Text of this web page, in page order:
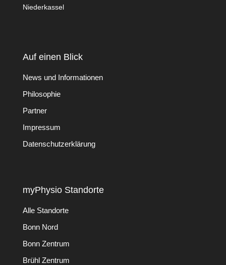
Niederkassel
Auf einen Blick
News und Informationen
Philosophie
Partner
Impressum
Datenschutzerklärung
myPhysio Standorte
Alle Standorte
Bonn Nord
Bonn Zentrum
Brühl Zentrum